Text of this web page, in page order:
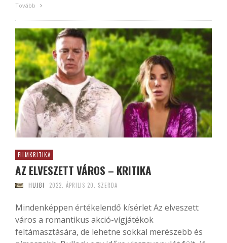
Tovább
FILMKRITIKA
AZ ELVESZETT VÁROS – KRITIKA
HUJBI 2022. ÁPRILIS 20. SZERDA
Mindenképpen értékelendő kísérlet Az elveszett
város a romantikus akció-vígjátékok
feltámasztására, de lehetne sokkal merészebb és